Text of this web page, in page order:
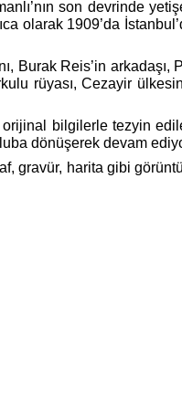
son devrinde
olarak 1909’da
Burak Reis’in arkadaşı,
rüyası, Cezayir
orijinal bilgilerle tezyin
dönüşerek devam
gravür, harita gibi